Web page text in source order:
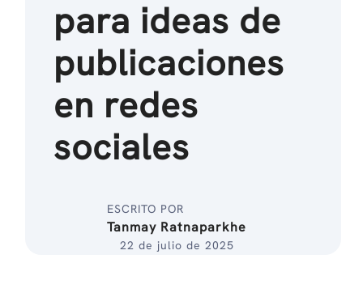
para ideas de
publicaciones
en redes
sociales
ESCRITO POR
Tanmay Ratnaparkhe
22 de julio de 2025